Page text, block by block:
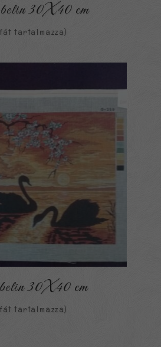
30X40 cm
tartalmazza)
30X40 cm
tartalmazza)